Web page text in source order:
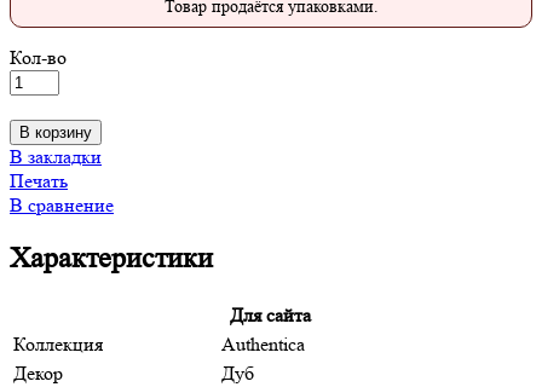
Товар продаётся упаковками.
Кол-во
В корзину
В закладки
Печать
В сравнение
Характеристики
Для сайта
Коллекция
Authentica
Декор
Дуб